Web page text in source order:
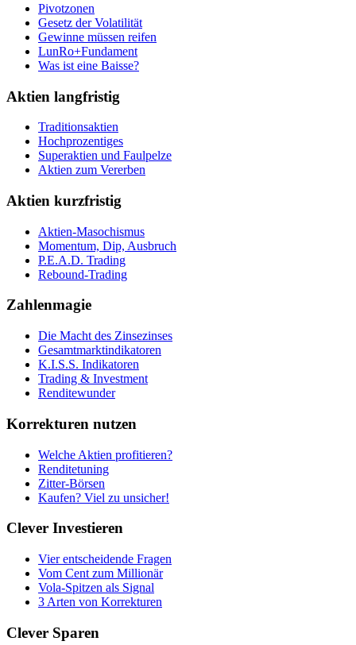
Pivotzonen
Gesetz der Volatilität
Gewinne müssen reifen
LunRo+Fundament
Was ist eine Baisse?
Aktien langfristig
Traditionsaktien
Hochprozentiges
Superaktien und Faulpelze
Aktien zum Vererben
Aktien kurzfristig
Aktien-Masochismus
Momentum, Dip, Ausbruch
P.E.A.D. Trading
Rebound-Trading
Zahlenmagie
Die Macht des Zinsezinses
Gesamtmarktindikatoren
K.I.S.S. Indikatoren
Trading & Investment
Renditewunder
Korrekturen nutzen
Welche Aktien profitieren?
Renditetuning
Zitter-Börsen
Kaufen? Viel zu unsicher!
Clever Investieren
Vier entscheidende Fragen
Vom Cent zum Millionär
Vola-Spitzen als Signal
3 Arten von Korrekturen
Clever Sparen